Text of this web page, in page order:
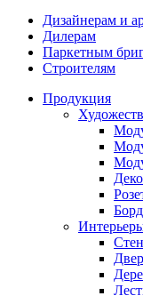
Дизайнерам и
Дилерам
Паркетным
Строителям
Продукция